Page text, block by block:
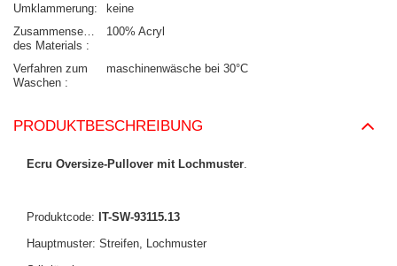
Umklammerung
keine
Zusammensetzung
des Materials
100% Acryl
Verfahren zum
Waschen
maschinenwäsche bei 30°C
PRODUKTBESCHREIBUNG
Ecru Oversize-Pullover mit Lochmuster
Produktcode: IT-SW-93115.13
Hauptmuster: Streifen, Lochmuster